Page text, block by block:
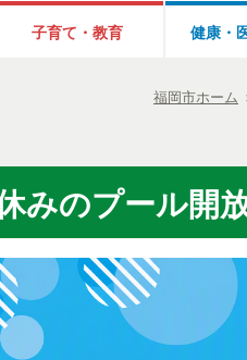
子育て・教育 健康・
福岡市ホーム
みのプール開